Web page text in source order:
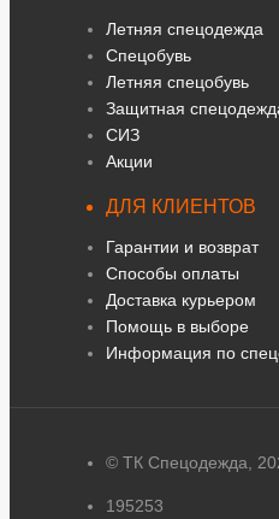
Летняя спецодежда
Спецобувь
Летняя спецобувь
Защитная
СИЗ
Акции
ДЛЯ КЛИЕНТОВ
Гарантии и возврат
Способы оплаты
Доставка курьером
Помощь в выборе
Информация по
© ТК Спецодежда,
195253